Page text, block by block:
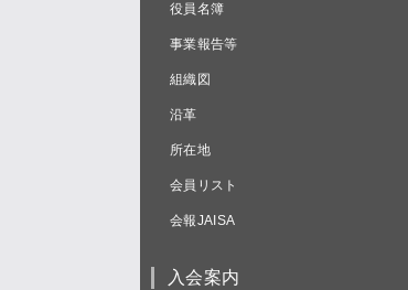
役員名簿
事業報告等
組織図
沿革
所在地
会員リスト
会報JAISA
入会案内